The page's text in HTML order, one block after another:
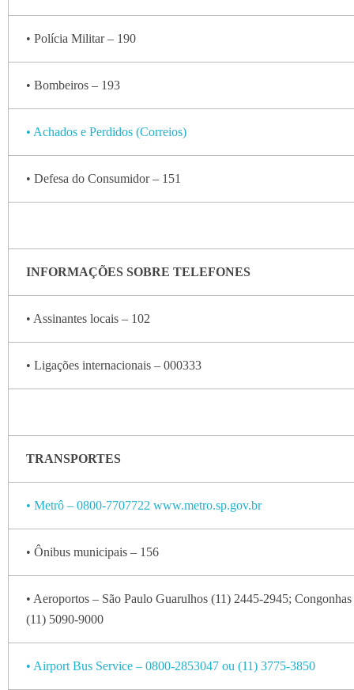
• Polícia Militar – 190
• Bombeiros – 193
• Achados e Perdidos (Correios)
• Defesa do Consumidor – 151
INFORMAÇÕES SOBRE TELEFONES
• Assinantes locais – 102
• Ligações internacionais – 000333
TRANSPORTES
• Metrô – 0800-7707722 www.metro.sp.gov.br
• Ônibus municipais – 156
• Aeroportos – São Paulo Guarulhos (11) 2445-2945; Congonhas
(11) 5090-9000
• Airport Bus Service – 0800-2853047 ou (11) 3775-3850